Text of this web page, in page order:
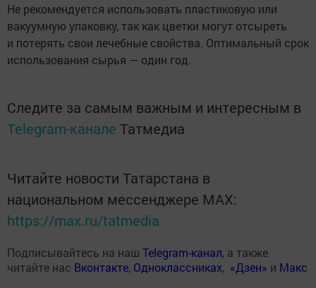
Не рекомендуется использовать пластиковую или
вакуумную упаковку, так как цветки могут отсыреть
и потерять свои лечебные свойства. Оптимальный срок
использования сырья — один год.
Следите за самым важным и интересным в
Telegram-канале Татмедиа
Читайте новости Татарстана в
национальном мессенджере MАХ:
https://max.ru/tatmedia
Подписывайтесь на наш Telegram-канал, а также
читайте нас Вконтакте, Одноклассниках, «Дзен» и Макс